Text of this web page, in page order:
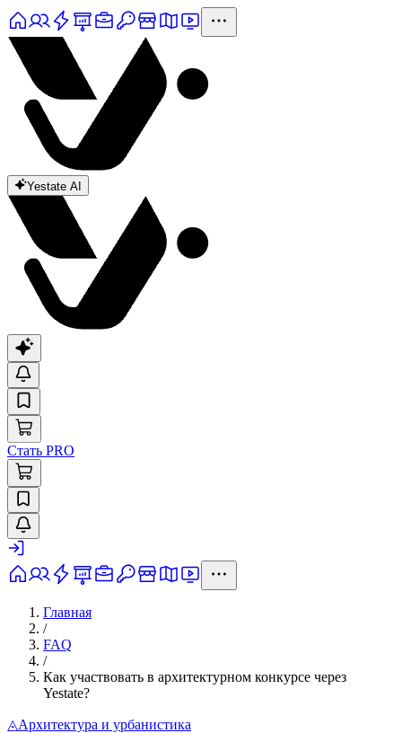
Yestate AI
Стать PRO
Главная
/
FAQ
/
Как участвовать в архитектурном конкурсе через
Yestate?
◬Архитектура и урбанистика